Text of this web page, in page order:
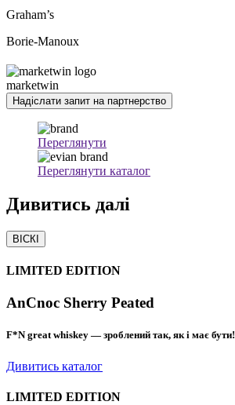
Graham’s
Borie-Manoux
marketwin
Надіслати запит на партнерство
Переглянути
Переглянути каталог
Дивитись далі
ВІСКІ
LIMITED EDITION
AnCnoc Sherry Peated
F*N great whiskey — зроблений так, як і має бути!
Дивитись каталог
LIMITED EDITION